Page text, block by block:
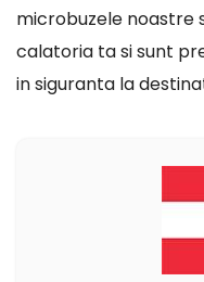
microbuzele noastre
calatoria ta si sunt
in siguranta la